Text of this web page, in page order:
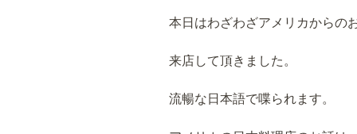
本日はわざわざアメリカからの
来店して頂きました。
流暢な日本語で喋られます。